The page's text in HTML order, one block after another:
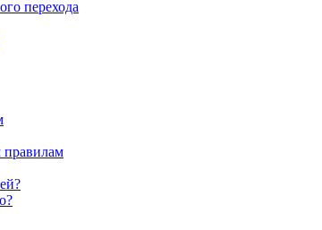
перехода
правилам